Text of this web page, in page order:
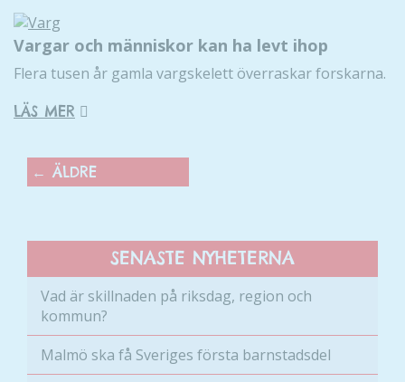
Vargar och människor kan ha levt ihop
Flera tusen år gamla vargskelett överraskar forskarna.
LÄS MER
← ÄLDRE
SENASTE NYHETERNA
Vad är skillnaden på riksdag, region och
kommun?
Malmö ska få Sveriges första barnstadsdel
hur hemsidan
används.
under ditt
du nekar de
kommer viss
funktionalitet
att försvinna